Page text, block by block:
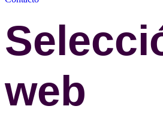
web